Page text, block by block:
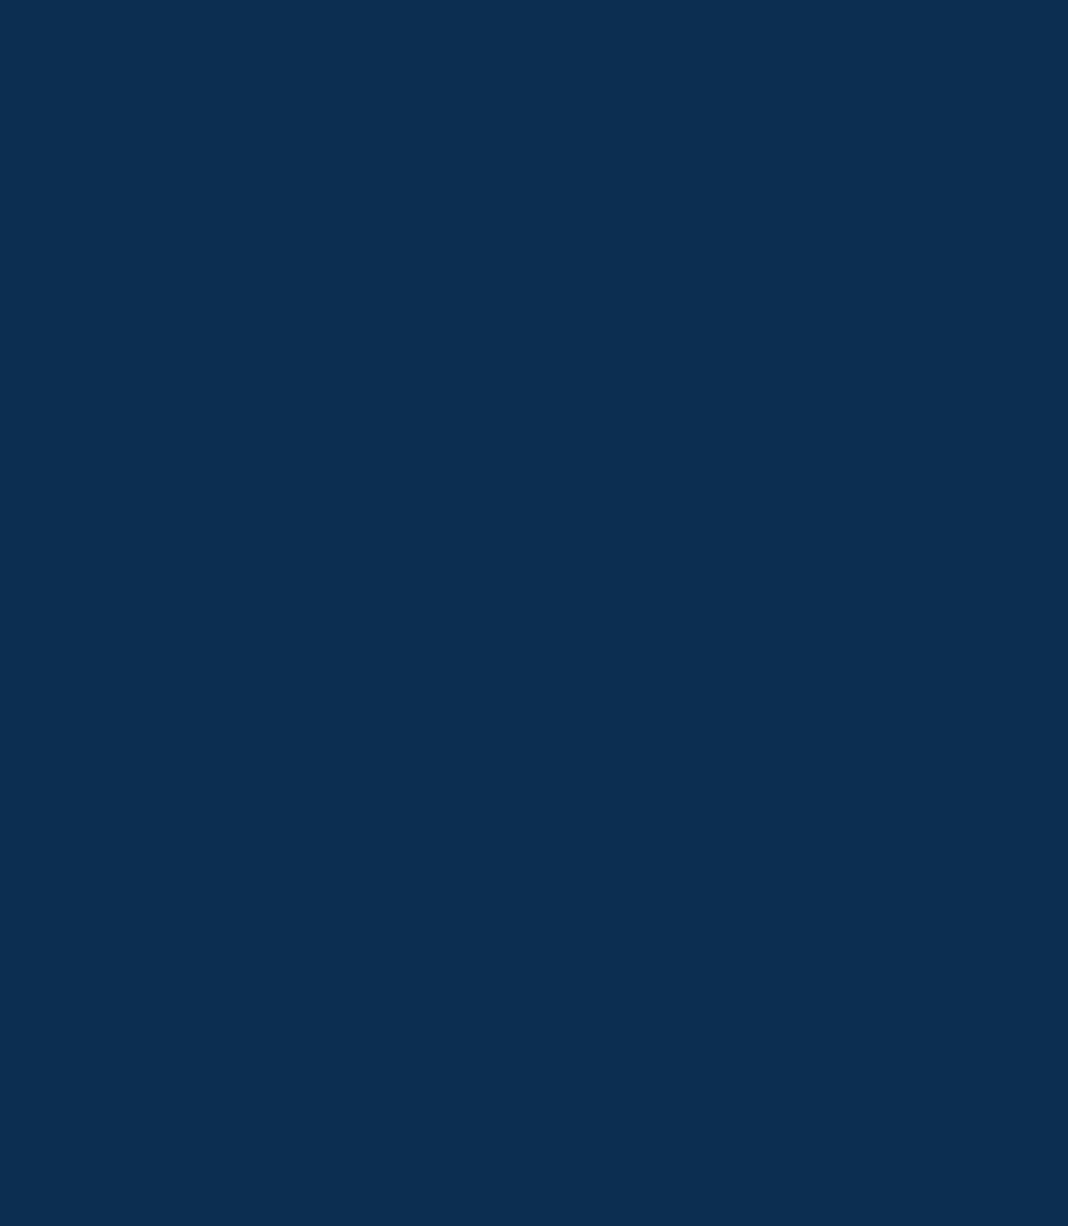
mittleres Auftriebsniveau macht sie extrem vielseitig und für jede Situation geeignet. Das ergonomische
Ablassen enorm und der praktische Schlauchhalter hält sich kompakt und sicher. Die spezielle
sowohl den Auftrieb unter Wasser als auch an der Oberfläche und den Komfort deutlich verbessert.